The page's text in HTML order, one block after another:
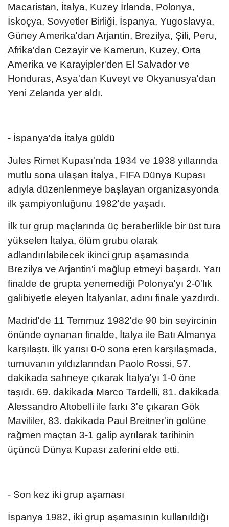
Macaristan, İtalya, Kuzey İrlanda, Polonya,
İskoçya, Sovyetler Birliği, İspanya, Yugoslavya,
Güney Amerika'dan Arjantin, Brezilya, Şili, Peru,
Afrika'dan Cezayir ve Kamerun, Kuzey, Orta
Amerika ve Karayipler'den El Salvador ve
Honduras, Asya'dan Kuveyt ve Okyanusya'dan
Yeni Zelanda yer aldı.
- İspanya'da İtalya güldü
Jules Rimet Kupası'nda 1934 ve 1938 yıllarında
mutlu sona ulaşan İtalya, FIFA Dünya Kupası
adıyla düzenlenmeye başlayan organizasyonda
ilk şampiyonluğunu 1982'de yaşadı.
İlk tur grup maçlarında üç beraberlikle bir üst tura
yükselen İtalya, ölüm grubu olarak
adlandırılabilecek ikinci grup aşamasında
Brezilya ve Arjantin'i mağlup etmeyi başardı. Yarı
finalde de grupta yenemediği Polonya'yı 2-0'lık
galibiyetle eleyen İtalyanlar, adını finale yazdırdı.
Madrid'de 11 Temmuz 1982'de 90 bin seyircinin
önünde oynanan finalde, İtalya ile Batı Almanya
karşılaştı. İlk yarısı 0-0 sona eren karşılaşmada,
turnuvanın yıldızlarından Paolo Rossi, 57.
dakikada sahneye çıkarak İtalya'yı 1-0 öne
taşıdı. 69. dakikada Marco Tardelli, 81. dakikada
Alessandro Altobelli ile farkı 3'e çıkaran Gök
Mavililer, 83. dakikada Paul Breitner'in golüne
rağmen maçtan 3-1 galip ayrılarak tarihinin
üçüncü Dünya Kupası zaferini elde etti.
- Son kez iki grup aşaması
İspanya 1982, iki grup aşamasının kullanıldığı